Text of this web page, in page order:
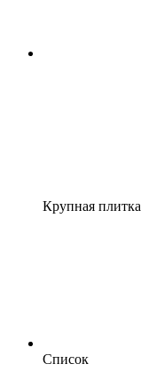
Крупная плитка
Список